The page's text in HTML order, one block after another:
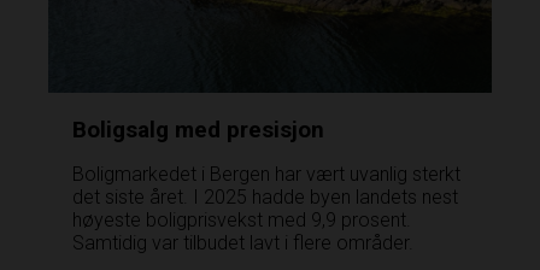
Boligsalg med presisjon
Boligmarkedet i Bergen har vært uvanlig sterkt
det siste året. I 2025 hadde byen landets nest
høyeste boligprisvekst med 9,9 prosent.
Samtidig var tilbudet lavt i flere områder.